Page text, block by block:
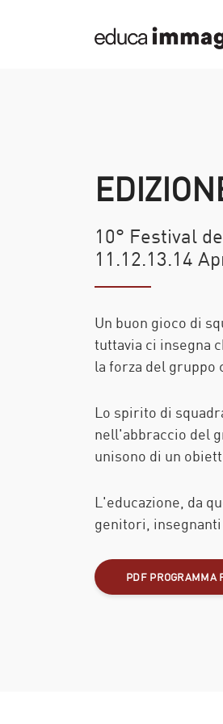
10° Festival
11.12.13.14
Un buon gioco di
tuttavia ci insegna
la forza del gruppo
Lo spirito di
nell'abbraccio del
unisono di un
L'educazione, da
genitori, insegnanti
PDF PROGRAMMA